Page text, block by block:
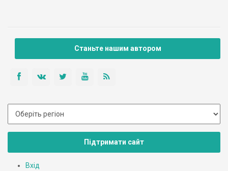
Станьте нашим автором
Підтримати сайт
Вхід